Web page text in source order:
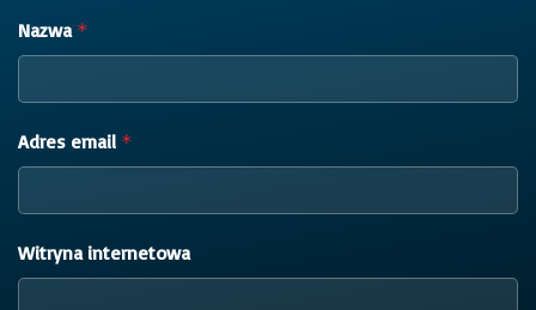
Nazwa *
Adres email *
Witryna internetowa